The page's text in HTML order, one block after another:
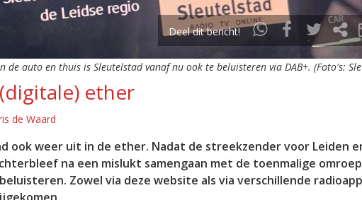
Deel dit bericht!
de auto en thuis is Sleutelstad vanaf nu ook te beluisteren via DAB+. (Foto's:
ether
de Waard
ook weer uit in de ether. Nadat de streekzender voor Leiden
na een mislukt samengaan met de toenmalige
Zowel via deze website als via verschillende